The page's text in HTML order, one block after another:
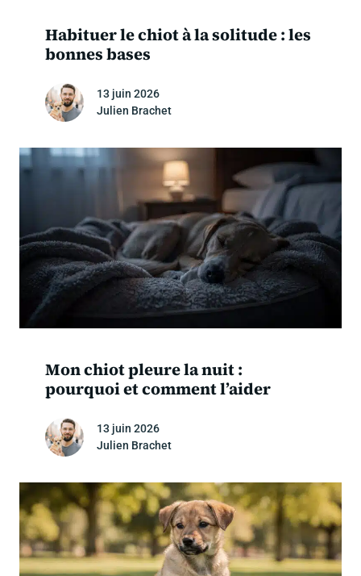
Habituer le chiot à la solitude : les
bonnes bases
13 juin 2026
Julien Brachet
Mon chiot pleure la nuit :
pourquoi et comment l’aider
13 juin 2026
Julien Brachet